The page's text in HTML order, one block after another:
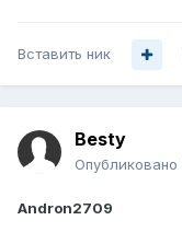
Вставить ник
Besty
Опубликовано
Andron2709